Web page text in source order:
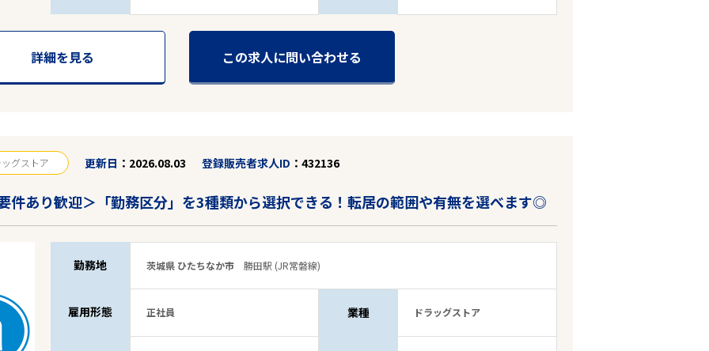
29件から検索する
詳細を見る この求人に問い合わせる
ッグストア 更新日 2026.08.03 登録販売者求人ID 432136
件あり歓迎＞「勤務区分」を3種類から選択できる！転居の範囲や有無を選べます◎
勤務地 茨城県 ひたちなか市 勝田駅 (JR常磐線)
雇用形態 正社員 業種 ドラッグストア